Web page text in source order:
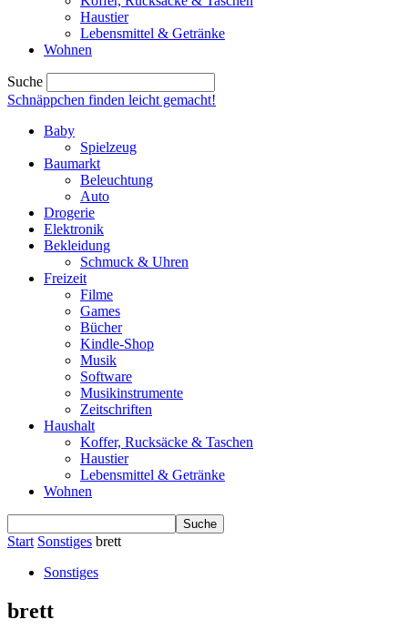
Haustier
Lebensmittel & Getränke
Wohnen
Suche
Schnäppchen finden leicht gemacht!
Baby
Spielzeug
Baumarkt
Beleuchtung
Auto
Drogerie
Elektronik
Bekleidung
Schmuck & Uhren
Freizeit
Filme
Games
Bücher
Kindle-Shop
Musik
Software
Musikinstrumente
Zeitschriften
Haushalt
Koffer, Rucksäcke & Taschen
Haustier
Lebensmittel & Getränke
Wohnen
Start Sonstiges brett
Sonstiges
brett